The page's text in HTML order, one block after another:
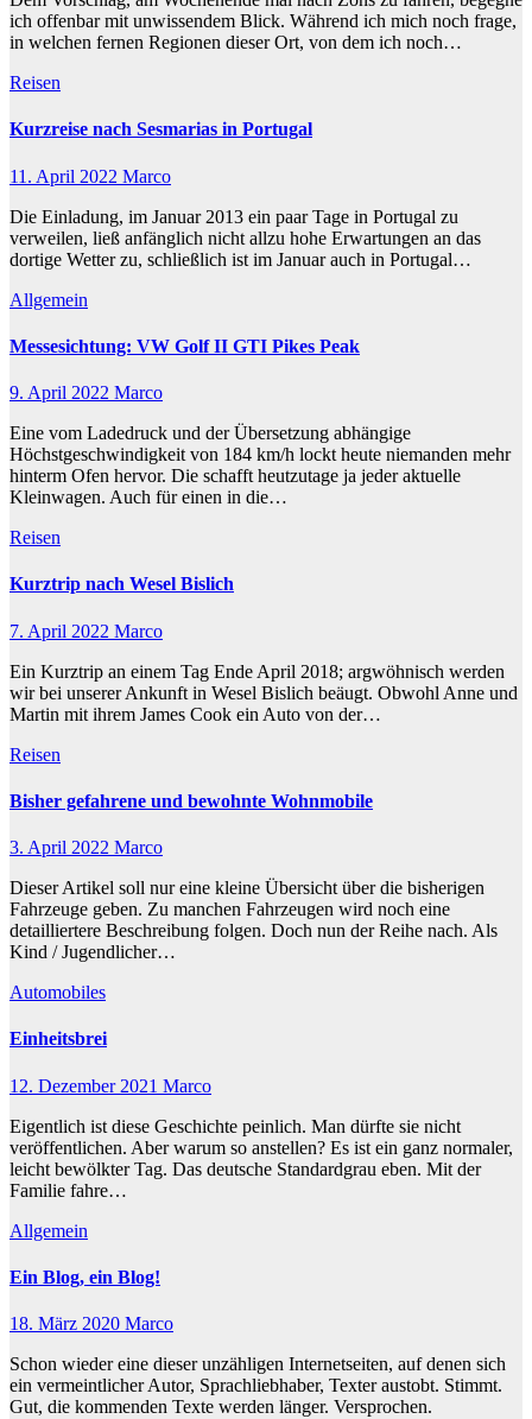
ich offenbar mit unwissendem Blick. Während ich mich noch frage,
in welchen fernen Regionen dieser Ort, von dem ich noch…
Reisen
Kurzreise nach Sesmarias in Portugal
11. April 2022 Marco
Die Einladung, im Januar 2013 ein paar Tage in Portugal zu
verweilen, ließ anfänglich nicht allzu hohe Erwartungen an das
dortige Wetter zu, schließlich ist im Januar auch in Portugal…
Allgemein
Messesichtung: VW Golf II GTI Pikes Peak
9. April 2022 Marco
Eine vom Ladedruck und der Übersetzung abhängige
Höchstgeschwindigkeit von 184 km/h lockt heute niemanden mehr
hinterm Ofen hervor. Die schafft heutzutage ja jeder aktuelle
Kleinwagen. Auch für einen in die…
Reisen
Kurztrip nach Wesel Bislich
7. April 2022 Marco
Ein Kurztrip an einem Tag Ende April 2018; argwöhnisch werden
wir bei unserer Ankunft in Wesel Bislich beäugt. Obwohl Anne und
Martin mit ihrem James Cook ein Auto von der…
Reisen
Bisher gefahrene und bewohnte Wohnmobile
3. April 2022 Marco
Dieser Artikel soll nur eine kleine Übersicht über die bisherigen
Fahrzeuge geben. Zu manchen Fahrzeugen wird noch eine
detailliertere Beschreibung folgen. Doch nun der Reihe nach. Als
Kind / Jugendlicher…
Automobiles
Einheitsbrei
12. Dezember 2021 Marco
Eigentlich ist diese Geschichte peinlich. Man dürfte sie nicht
veröffentlichen. Aber warum so anstellen? Es ist ein ganz normaler,
leicht bewölkter Tag. Das deutsche Standardgrau eben. Mit der
Familie fahre…
Allgemein
Ein Blog, ein Blog!
18. März 2020 Marco
Schon wieder eine dieser unzähligen Internetseiten, auf denen sich
ein vermeintlicher Autor, Sprachliebhaber, Texter austobt. Stimmt.
Gut, die kommenden Texte werden länger. Versprochen.